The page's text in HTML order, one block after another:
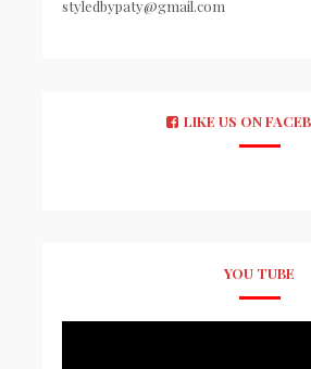
styledbypaty@gmail.com
LIKE US ON
YOU TUBE